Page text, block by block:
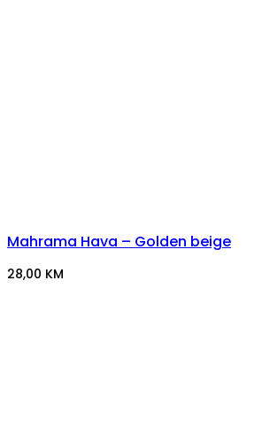
Mahrama Hava – Golden beige
28,00 KM